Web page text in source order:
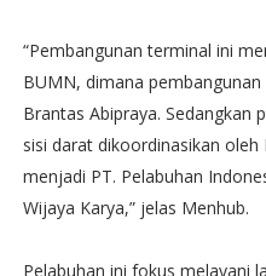
“Pembangunan terminal ini
BUMN, dimana
Brantas Abipraya. Sedangkan
sisi darat dikoordinasikan oleh
menjadi PT. Pelabuhan
Wijaya Karya,” jelas Menhub.
Pelabuhan ini fokus melayani